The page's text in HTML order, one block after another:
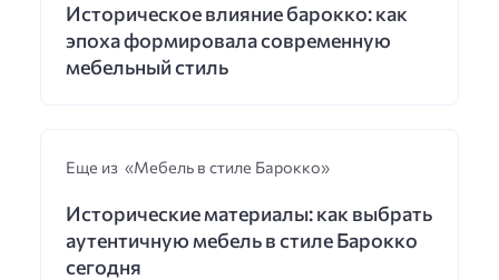
Историческое влияние барокко: как
эпоха формировала современную
мебельный стиль
Еще из «Мебель в стиле Барокко»
Исторические материалы: как выбрать
аутентичную мебель в стиле Барокко
сегодня